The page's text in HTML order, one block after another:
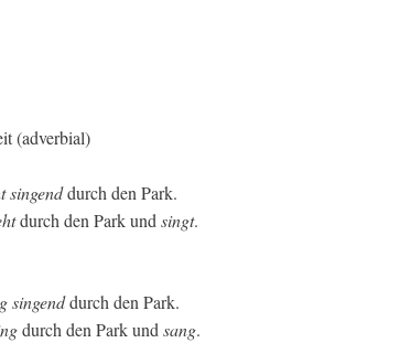
(adverbial)
singenddurch den Park.
durch den Park undsingt.
singenddurch den Park.
durch den Park undsang.